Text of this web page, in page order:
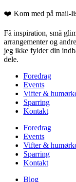
❤️ Kom med på mail-
Få inspiration, små
arrangementer og
jeg ikke fylder din
dele.
Foredrag
Events
Vifter &
Sparring
Kontakt
Foredrag
Events
Vifter &
Sparring
Kontakt
Blog